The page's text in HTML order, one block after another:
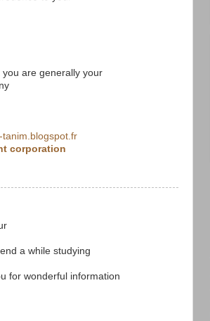
are generally your
tanim.blogspot.fr
corporation
a while studying
for wonderful information